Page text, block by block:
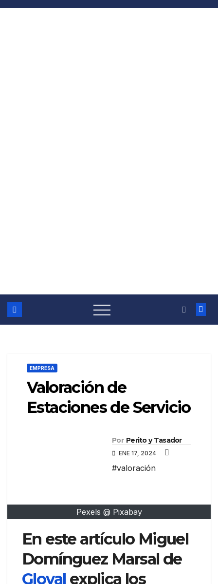
Saltar
EMPRESA
Valoración de
Estaciones de Servicio
Por Perito y Tasador
ENE 17, 2024
#valoración
Pexels @ Pixabay
En este artículo Miguel
Domínguez Marsal de
Gloval explica los